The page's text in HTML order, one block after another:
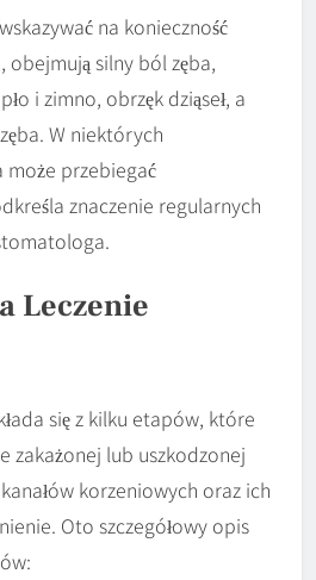
na konieczność
obejmują silny ból zęba,
i zimno, obrzęk dziąseł, a
W niektórych
przebiegać
znaczenie regularnych
Leczenie
się z kilku etapów, które
zakażonej lub uszkodzonej
korzeniowych oraz ich
Oto szczegółowy opis